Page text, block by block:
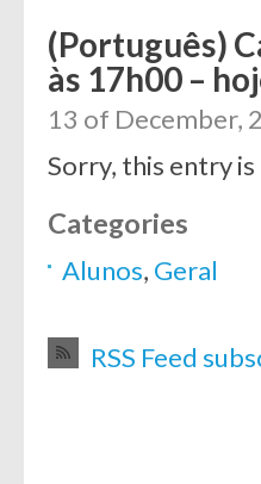
(Português)
às 17h00 –
13 of December,
Sorry, this entry
Categories
Alunos, Geral
RSS Feed